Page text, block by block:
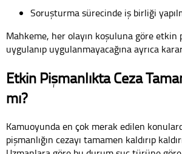
Soruşturma sürecinde iş birliği
Mahkeme, her olayın koşuluna göre etkin
uygulanıp uygulanmayacağına ayrıca
Etkin Pişmanlıkta Ceza
mı?
Kamuoyunda en çok merak edilen
pişmanlığın cezayı tamamen kaldırıp